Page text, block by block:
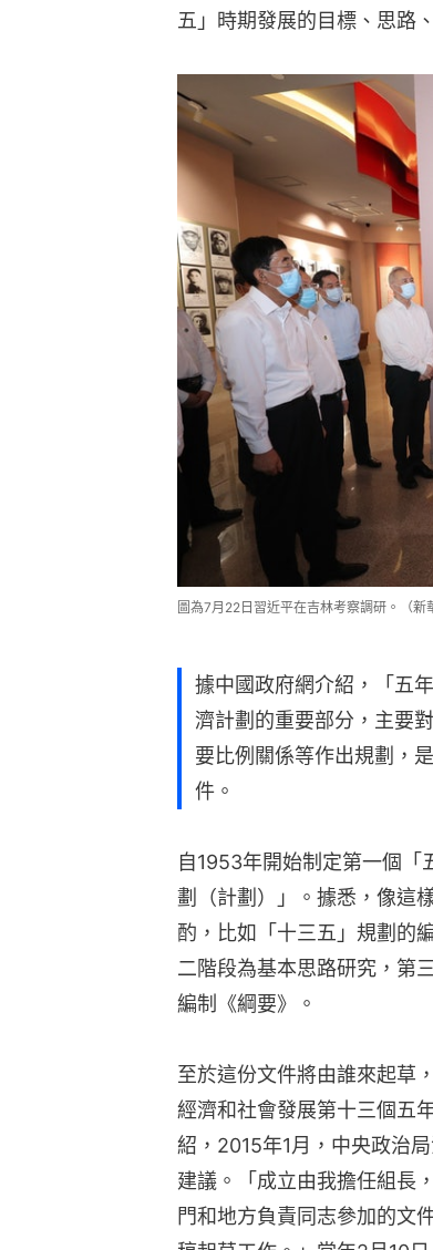
五」時期發展的目標、思路
圖為7月22日習近平在吉林考察調研。（新
據中國政府網介紹，「五
濟計劃的重要部分，主要
要比例關係等作出規劃，
件。
自1953年開始制定第一個「
劃（計劃）」。據悉，像這
酌，比如「十三五」規劃的
二階段為基本思路研究，第
編制《綱要》。
至於這份文件將由誰來起草
經濟和社會發展第十三個五
紹，2015年1月，中央政治
建議。「成立由我擔任組長
門和地方負責同志參加的文